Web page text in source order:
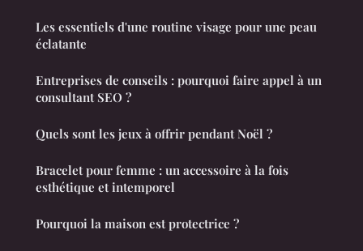
Les essentiels d'une routine visage pour une peau
éclatante
Entreprises de conseils : pourquoi faire appel à un
consultant SEO ?
Quels sont les jeux à offrir pendant Noël ?
Bracelet pour femme : un accessoire à la fois
esthétique et intemporel
Pourquoi la maison est protectrice ?